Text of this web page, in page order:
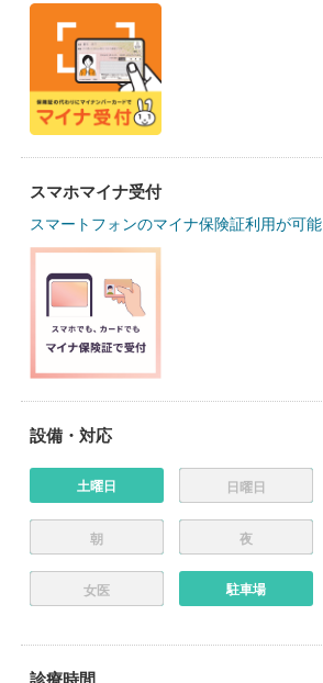
スマホマイナ受付
スマートフォンのマイナ保険証利用が可能
設備・対応
土曜日 日曜日
朝 夜
女医 駐車場
診療時間